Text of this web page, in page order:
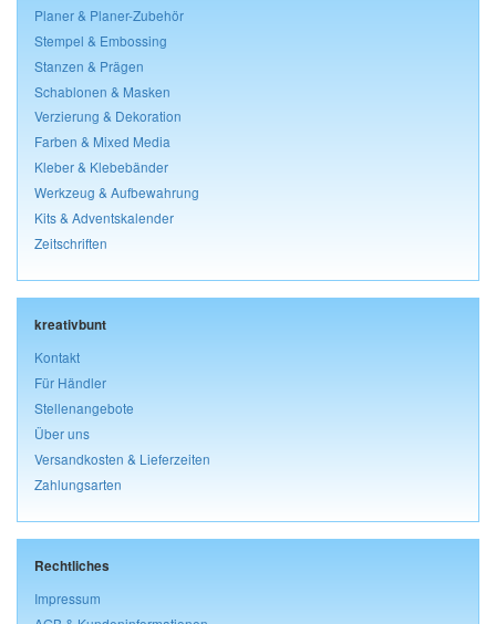
Planer & Planer-Zubehör
Stempel & Embossing
Stanzen & Prägen
Schablonen & Masken
Verzierung & Dekoration
Farben & Mixed Media
Kleber & Klebebänder
Werkzeug & Aufbewahrung
Kits & Adventskalender
Zeitschriften
kreativbunt
Kontakt
Für Händler
Stellenangebote
Über uns
Versandkosten & Lieferzeiten
Zahlungsarten
Rechtliches
Impressum